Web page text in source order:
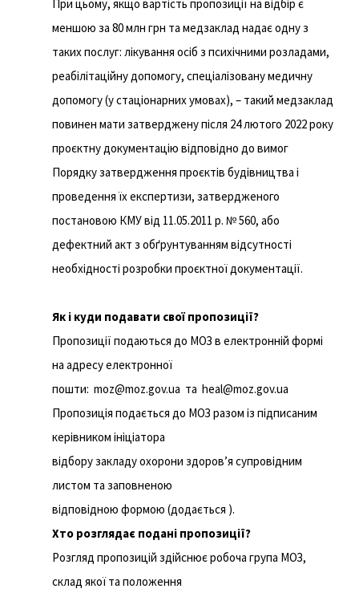
При цьому, якщо вартість пропозиції на відбір є
меншою за 80 млн грн та медзаклад надає одну з
таких послуг: лікування осіб з психічними розладами,
реабілітаційну допомогу, спеціалізовану медичну
допомогу (у стаціонарних умовах), – такий медзаклад
повинен мати затверджену після 24 лютого 2022 року
проєктну документацію відповідно до вимог
Порядку затвердження проєктів будівництва і
проведення їх експертизи, затвердженого
постановою КМУ від 11.05.2011 р. № 560, або
дефектний акт з обґрунтуванням відсутності
необхідності розробки проєктної документації.
Як і куди подавати свої пропозиції?
Пропозиції подаються до МОЗ в електронній формі
на адресу електронної
пошти: moz@moz.gov.ua та heal@moz.gov.ua
Пропозиція подається до МОЗ разом із підписаним
керівником ініціатора
відбору закладу охорони здоров’я супровідним
листом та заповненою
відповідною формою (додається ).
Хто розглядає подані пропозиції?
Розгляд пропозицій здійснює робоча група МОЗ,
склад якої та положення